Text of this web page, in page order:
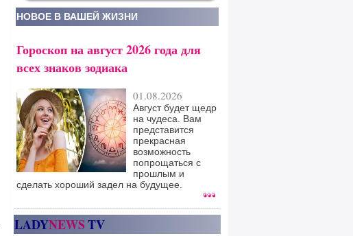
НОВОЕ В ВАШЕЙ ЖИЗНИ
Гороскоп на август 2026 года для
всех знаков зодиака
01.08.2026
Август будет щедр
на чудеса. Вам
представится
прекрасная
возможность
попрощаться с
прошлым и
сделать хороший задел на будущее.
LADYNEWSTV